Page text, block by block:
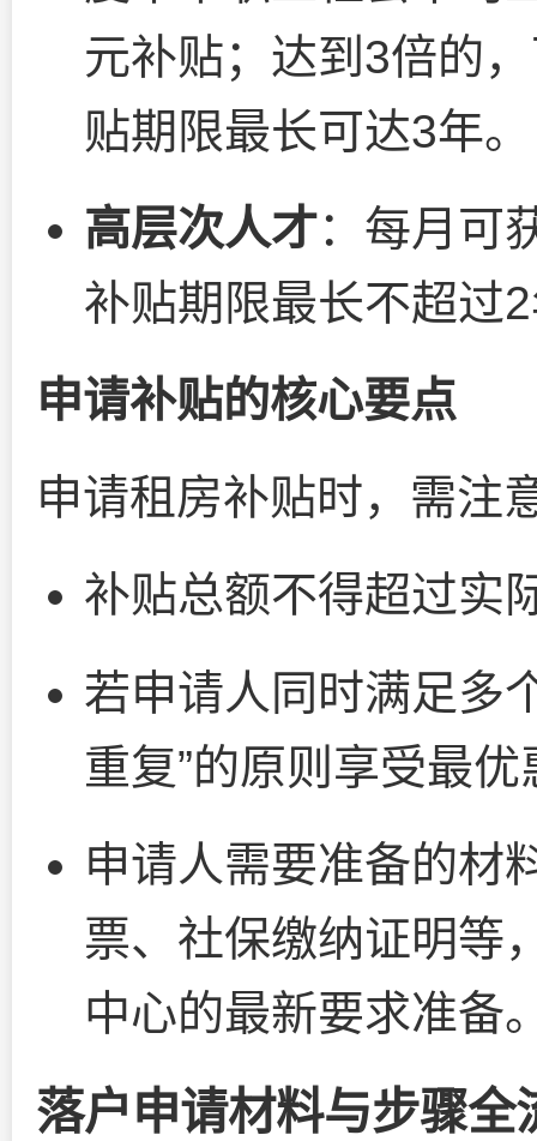
元补贴；达到3倍的
贴期限最长可达3年。
高层次人才：每月可
补贴期限最长不超过
申请补贴的核心要点
申请租房补贴时，需注
补贴总额不得超过实
若申请人同时满足多
重复”的原则享受最
申请人需要准备的材
票、社保缴纳证明等
中心的最新要求准备
落户申请材料与步骤全